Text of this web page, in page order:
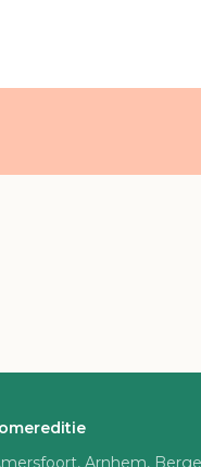
Arnhem,